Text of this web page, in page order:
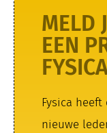
MELD
EEN
Fysica
nieuwe